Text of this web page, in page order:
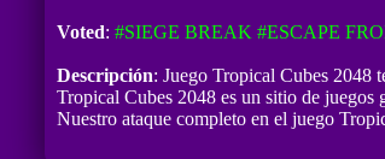
Voted: #SIEGE BREAK #ESCAPE
Descripción: Juego Tropical Cubes 2048
Tropical Cubes 2048 es un sitio de
Nuestro ataque completo en el juego